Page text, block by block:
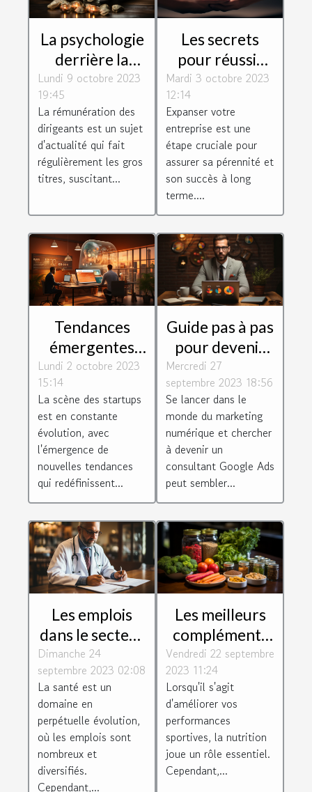
La psychologie
derrière la
rémunération
des dirigeants :
motivation ou
récompense ?
Lundi 9 octobre 2023
19:45
La rémunération des
dirigeants est un sujet
d'actualité qui fait
régulièrement les gros
titres, suscitant...
Les secrets
pour réussir
l'expansion de
entreprise
Mardi 3 octobre 2023
12:14
Expanser votre
entreprise est une
étape cruciale pour
assurer sa pérennité et
son succès à long
terme....
Tendances
émergentes
dans
l'écosystème
des startups
Lundi 2 octobre 2023
15:14
La scène des startups
est en constante
évolution, avec
l'émergence de
nouvelles tendances
qui redéfinissent...
Guide pas à pas
pour devenir
consultant
Google Ads
Mercredi 27
septembre 2023 18:56
Se lancer dans le
monde du marketing
numérique et chercher
à devenir un
consultant Google Ads
peut sembler...
Les emplois
dans le secteur
de la santé :
perspectives et
défis
Dimanche 24
septembre 2023 02:08
La santé est un
domaine en
perpétuelle évolution,
où les emplois sont
nombreux et
diversifiés.
Cependant,...
Les meilleurs
compléments
alimentaires
pour booster
vos
performances
sportives
Vendredi 22 septembre
2023 11:24
Lorsqu'il s'agit
d'améliorer vos
performances
sportives, la nutrition
joue un rôle essentiel.
Cependant,...